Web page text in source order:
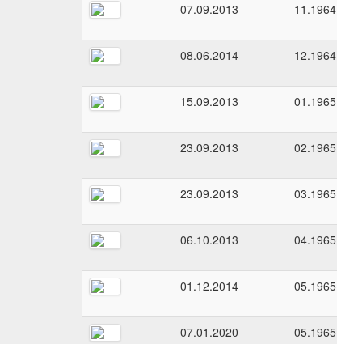
07.09.2013 11.1964
08.06.2014 12.1964
15.09.2013 01.1965
23.09.2013 02.1965
23.09.2013 03.1965
06.10.2013 04.1965
01.12.2014 05.1965
07.01.2020 05.1965